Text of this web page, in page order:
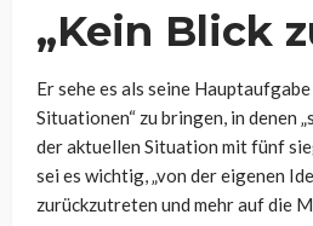
„Kein Blick
Er sehe es als seine Hauptaufgabe
Situationen“ zu bringen, in denen
der aktuellen Situation mit fünf
sei es wichtig, „von der eigenen
zurückzutreten und mehr auf die